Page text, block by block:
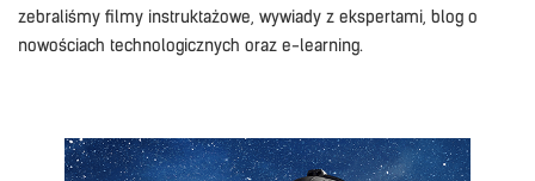
zebraliśmy filmy instruktażowe, wywiady z ekspertami, blog o
nowościach technologicznych oraz e-learning.